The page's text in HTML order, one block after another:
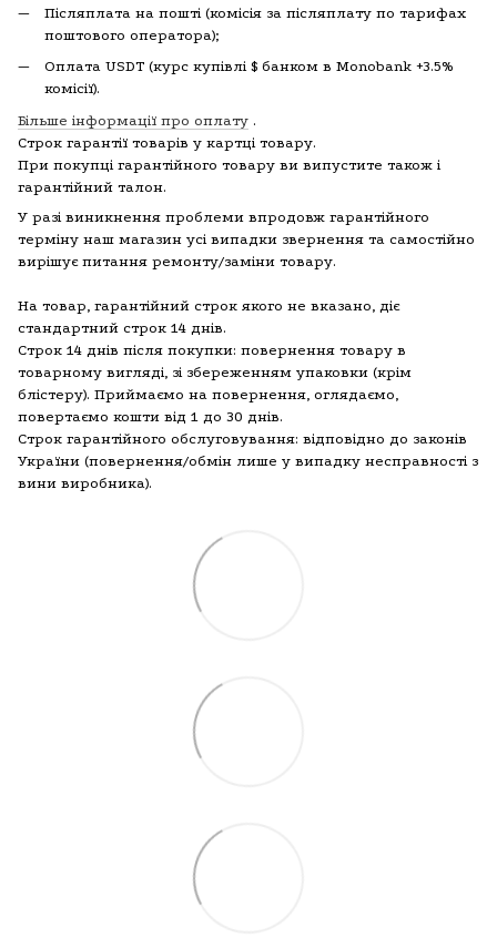
Післяплата на пошті (комісія за післяплату по тарифах
поштового оператора);
Оплата USDT (курс купівлі $ банком в Monobank +3.5%
комісії).
Більше інформації про оплату .
Строк гарантії товарів у картці товару.
При покупці гарантійного товару ви випустите також і
гарантійний талон.
У разі виникнення проблеми впродовж гарантійного
терміну наш магазин усі випадки звернення та самостійно
вирішує питання ремонту/заміни товару.
На товар, гарантійний строк якого не вказано, діє
стандартний строк 14 днів.
Строк 14 днів після покупки: повернення товару в
товарному вигляді, зі збереженням упаковки (крім
блістеру). Приймаємо на повернення, оглядаємо,
повертаємо кошти від 1 до 30 днів.
Строк гарантійного обслуговування: відповідно до законів
України (повернення/обмін лише у випадку несправності з
вини виробника).